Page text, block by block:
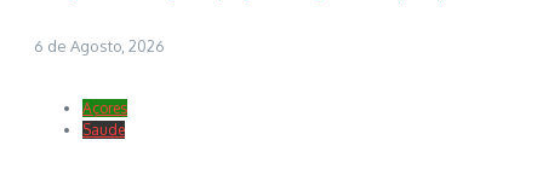
6 de Agosto, 2026
Açores
Saude